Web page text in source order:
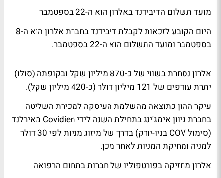
מועד תשלום הדיבידנד באלרון הוא ה-22 בספטמבר
היום הקובע לזכאות לקבלת דיבידנד בחברת אלרון הוא ה-8
בספטמבר ומועד התשלום הוא ה-22 בספטמבר.
אלרון נסחרת בשווי של כ-870 מיליון שקל ובקופתה (סולו)
יתרת עודפים של 121 מיליון דולר (כ-420 מיליון שקל).
עיקר ההון כתוצאה מהשלמת העיסקה למכירת השליטה
בחברת גיוון אימג'ינג בתחילת השנה לידי Covidien מאירלנד
(סימול COV בניו-יורק) בדרך של מיזוג מניות לפי 30 דולר
למניה ומחיקת המניות לאחר מכן.
אלרון מחזיקה בפורטפוליו של חברות בתחום הרפואה